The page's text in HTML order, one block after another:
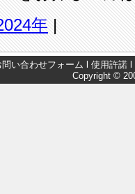
年 |
問い合わせフォーム 使用許諾
Copyright ©